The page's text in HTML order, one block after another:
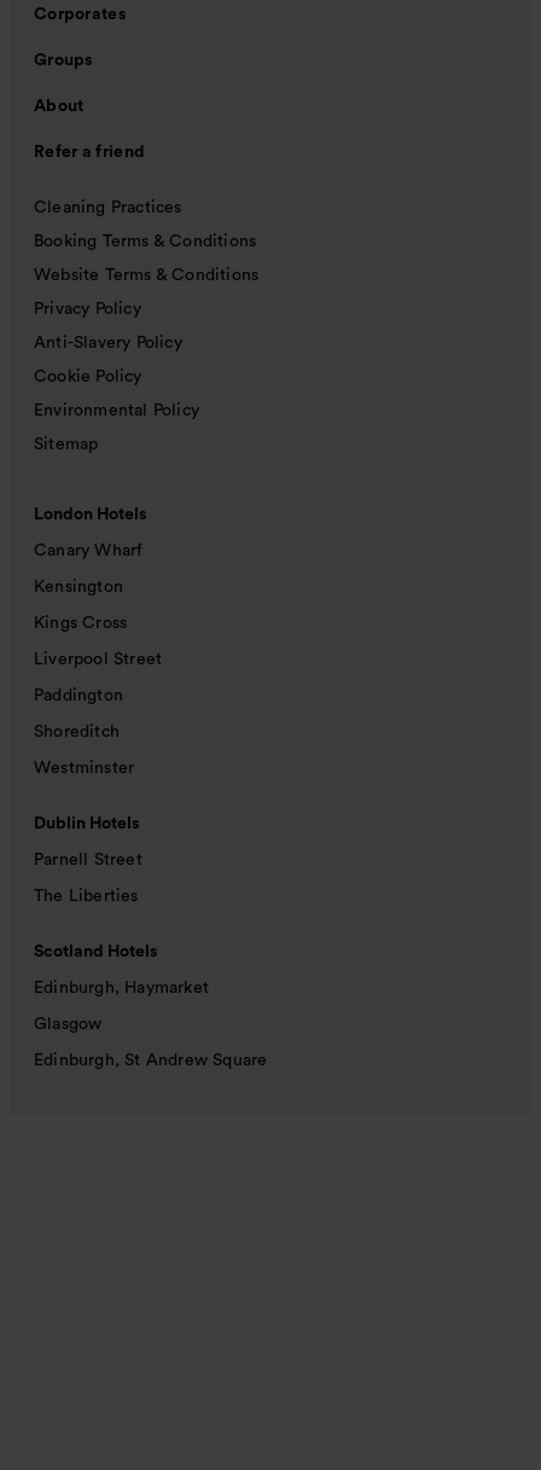
Corporates
Groups
About
Refer a friend
Cleaning Practices
Booking Terms & Conditions
Website Terms & Conditions
Privacy Policy
Anti-Slavery Policy
Cookie Policy
Environmental Policy
Sitemap
London Hotels
Canary Wharf
Kensington
Kings Cross
Liverpool Street
Paddington
Shoreditch
Westminster
Dublin Hotels
Parnell Street
The Liberties
Scotland Hotels
Edinburgh, Haymarket
Glasgow
Edinburgh, St Andrew Square